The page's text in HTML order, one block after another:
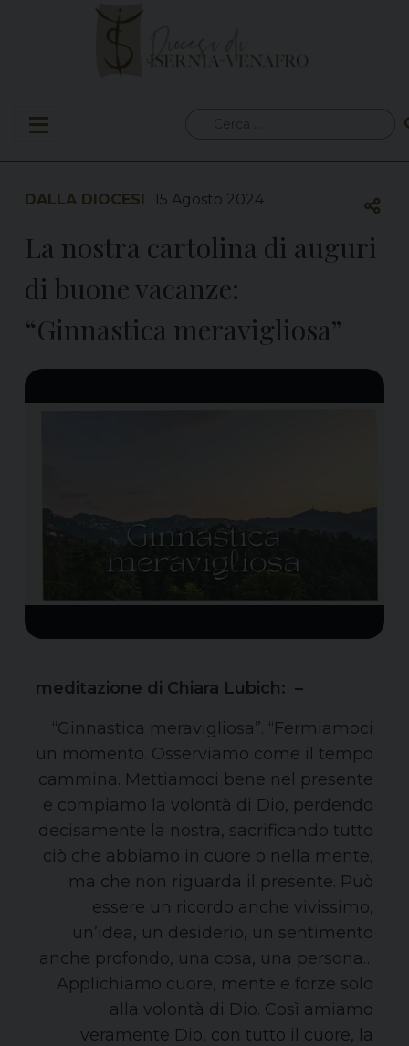
per:
DALLA DIOCESI 15 Agosto 2024
La nostra cartolina di auguri
di buone vacanze:
“Ginnastica meravigliosa”
meditazione di Chiara Lubich: –
“Ginnastica meravigliosa”. “Fermiamoci
un momento. Osserviamo come il tempo
cammina. Mettiamoci bene nel presente
e compiamo la volontà di Dio, perdendo
decisamente la nostra, sacrificando tutto
ciò che abbiamo in cuore o nella mente,
ma che non riguarda il presente. Può
essere un ricordo anche vivissimo,
un’idea, un desiderio, un sentimento
anche profondo, una cosa, una persona…
Applichiamo cuore, mente e forze solo
alla volontà di Dio. Così amiamo
veramente Dio, con tutto il cuore, la